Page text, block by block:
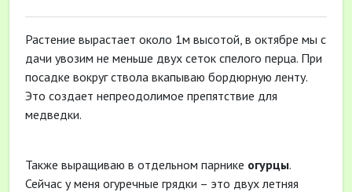
Растение вырастает около 1м высотой, в октябре мы с
дачи увозим не меньше двух сеток спелого перца. При
посадке вокруг ствола вкапываю бордюрную ленту.
Это создает непреодолимое препятствие для
медведки.
Также выращиваю в отдельном парнике огурцы.
Сейчас у меня огуречные грядки – это двух летняя